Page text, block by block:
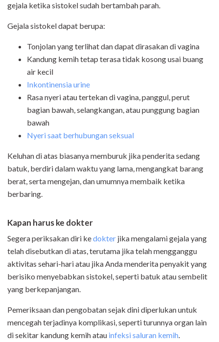
gejala ketika sistokel sudah bertambah parah.
Gejala sistokel dapat berupa:
Tonjolan yang terlihat dan dapat dirasakan di vagina
Kandung kemih tetap terasa tidak kosong usai buang
air kecil
Inkontinensia urine
Rasa nyeri atau tertekan di vagina, panggul, perut
bagian bawah, selangkangan, atau punggung bagian
bawah
Nyeri saat berhubungan seksual
Keluhan di atas biasanya memburuk jika penderita sedang
batuk, berdiri dalam waktu yang lama, mengangkat barang
berat, serta mengejan, dan umumnya membaik ketika
berbaring.
Kapan harus ke dokter
Segera periksakan diri kedokter jika mengalami gejala yang
telah disebutkan di atas, terutama jika telah mengganggu
aktivitas sehari-hari atau jika Anda menderita penyakit yang
berisiko menyebabkan sistokel, seperti batuk atau sembelit
yang berkepanjangan.
Pemeriksaan dan pengobatan sejak dini diperlukan untuk
mencegah terjadinya komplikasi, seperti turunnya organ lain
di sekitar kandung kemih atau infeksi saluran kemih.